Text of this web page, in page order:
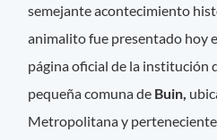
semejante acontecimiento
animalito fue presentado hoy
página oficial de la institución
pequeña comuna de Buin,
Metropolitana y